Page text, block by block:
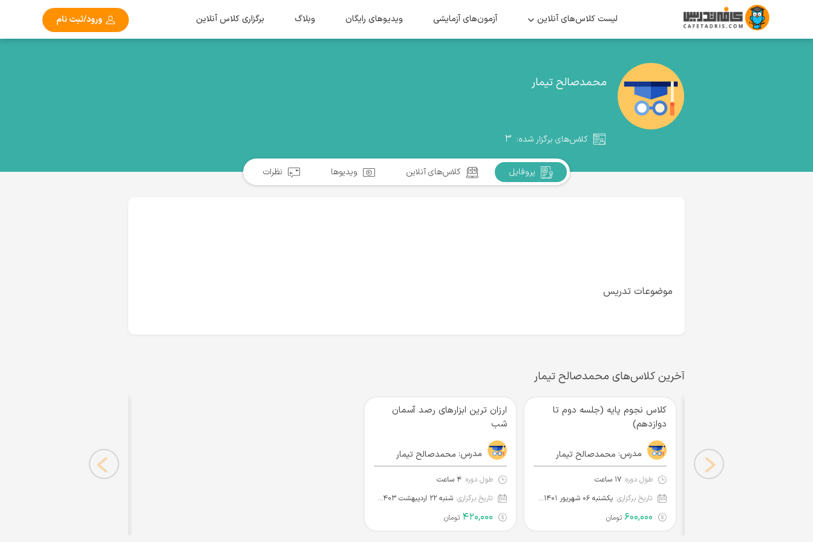
ورود/ثبت نام لیست کلاس‌های آنلاین آزمون‌های آزمایشی ویدیو‌های رایگان وبلاگ برگزاری کلاس آنلاین
محمدصالح تیمار
کلاس‌های برگزار شده: ۳
پروفایل کلاس‌های آنلاین ویدیوها نظرات
موضوعات تدریس
آخرین کلاس‌های محمدصالح تیمار
کلاس نجوم پایه (جلسه دوم تا
دوازدهم)
مدرس: محمدصالح تیمار
طول دوره: ۱۷ ساعت
تاریخ برگزاری:
یکشنبه ۰۶ شهریور ۱۴۰۱‌ ساعت ۰۰:۰۰
۶۰۰,۰۰۰ تومان
ارزان ترین ابزارهای رصد آسمان
شب
مدرس: محمدصالح تیمار
طول دوره: ۴ ساعت
تاریخ برگزاری:
شنبه ۲۲ اردیبهشت ۱۴۰۳‌ ساعت ۰۰:۰۰
۴۲۰,۰۰۰ تومان